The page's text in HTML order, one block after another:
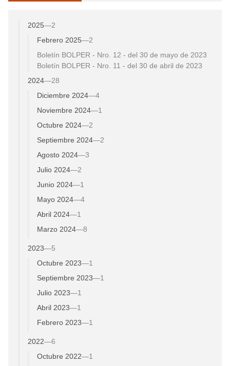
2025—2
Febrero 2025—2
Boletín BOLPER - Nro. 12 - del 30 de mayo de 2023
Boletín BOLPER - Nro. 11 - del 30 de abril de 2023
2024—28
Diciembre 2024—4
Noviembre 2024—1
Octubre 2024—2
Septiembre 2024—2
Agosto 2024—3
Julio 2024—2
Junio 2024—1
Mayo 2024—4
Abril 2024—1
Marzo 2024—8
2023—5
Octubre 2023—1
Septiembre 2023—1
Julio 2023—1
Abril 2023—1
Febrero 2023—1
2022—6
Octubre 2022—1